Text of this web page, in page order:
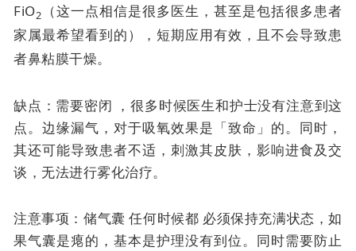
FiO2
（这一点相信是很多医生，甚至是包括很多患者
家属最希望看到的），短期应用有效，且不会导致患
者鼻粘膜干燥。
缺点：需要密闭 ，很多时候医生和护士没有注意到这
点。边缘漏气，对于吸氧效果是「致命」的。同时，
其还可能导致患者不适，刺激其皮肤，影响进食及交
谈，无法进行雾化治疗。
注意事项：储气囊任何时候都 必须保持充满状态，如
果气囊是瘪的，基本是护理没有到位。同时需要防止